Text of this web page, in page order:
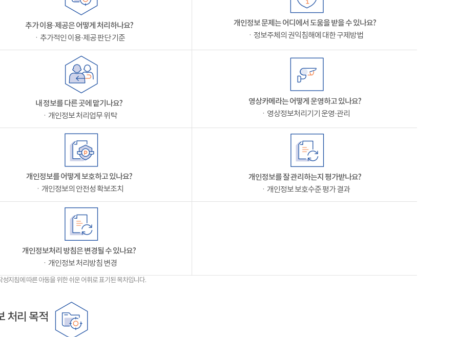
추가 이용·제공은 어떻게 처리하나요?
ㆍ추가적인 이용·제공 판단 기준
개인정보 문제는 어디에서 도움을 받을 수 있나요?
ㆍ정보주체의 권익침해에 대한 구제방법
내 정보를 다른 곳에 맡기나요?
ㆍ개인정보 처리업무 위탁
영상카메라는 어떻게 운영하고 있나요?
ㆍ영상정보처리기기 운영·관리
개인정보를 어떻게 보호하고 있나요?
ㆍ개인정보의 안전성 확보조치
개인정보를 잘 관리하는지 평가받나요?
ㆍ개인정보 보호수준 평가 결과
개인정보처리 방침은 변경될 수 있나요?
ㆍ개인정보 처리방침 변경
지침에 따른 아동을 위한 쉬운 어휘로 표기된 목차입니다.
처리 목적